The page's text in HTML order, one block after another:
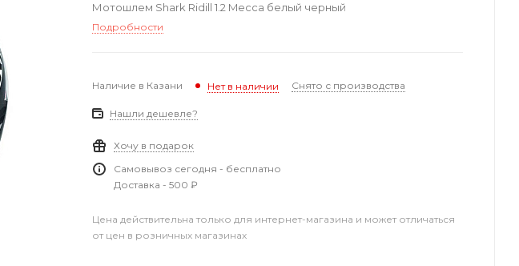
Мотошлем Shark Ridill 1.2 Mecca белый черный
Подробности
Наличие в Казани Нет в наличии Снято с производства
Нашли дешевле?
Хочу в подарок
Самовывоз сегодня - бесплатно
Доставка - 500 ₽
Цена действительна только для интернет-магазина и может отличаться
от цен в розничных магазинах